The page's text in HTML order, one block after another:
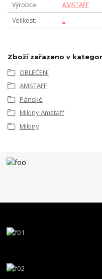
Výrobce
AMSTAFF
Velikost
L
Zboží zařazeno v
OBLEČENÍ
AMSTAFF
Pánské
Mikiny Amstaff
Mikiny